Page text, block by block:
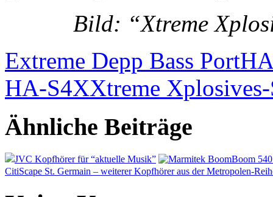
Bild: “Xtreme
Extreme Depp Bass Port
HA-S4XXtreme
Ähnliche Beiträge
JVC Kopfhörer für “aktuelle Musik”
CitiScape St. Germain – weiterer Kopfhörer aus der Metropolen-